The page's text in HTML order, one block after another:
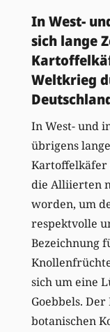
In West-
sich lange
Weltkrieg
In West- und
übrigens
Kartoffelkäfer
die Alliierten
worden, um
respektvolle
Bezeichnung
sich um eine
Goebbels.
botanischen